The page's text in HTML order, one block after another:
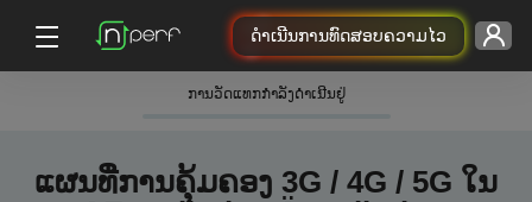
ດຳເນີນການທົດສອບຄວາມໄວ
ການວັດແທກກໍາລັງດໍາເນີນຢູ່
ແຜນທີ່ການຄຸ້ມຄອງ 3G / 4G / 5G ໃນ